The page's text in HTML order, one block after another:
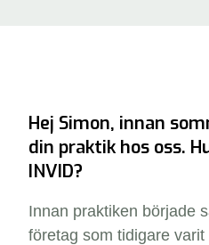
Hej Simon, innan
din praktik hos oss.
INVID?
Innan praktiken började
företag som tidigare